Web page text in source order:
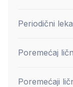
Periodični
Poremećaj
Poremećaji